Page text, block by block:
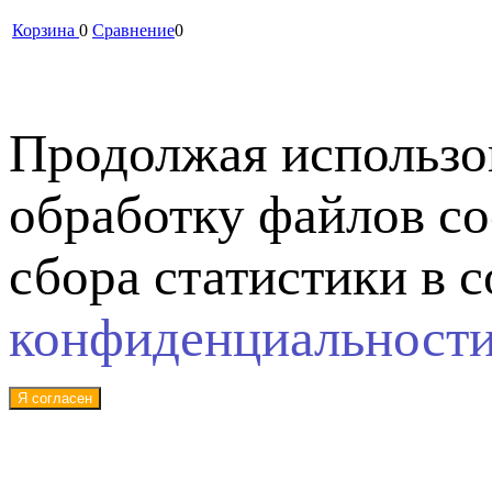
Корзина 0 Сравнение0
Продолжая
обработку файлов
сбора статистики в
Я согласен